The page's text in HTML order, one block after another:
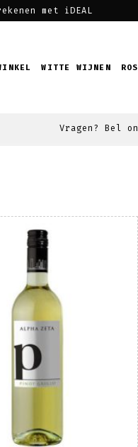
met iDEAL
WITTE WIJNEN
Vragen? Bel